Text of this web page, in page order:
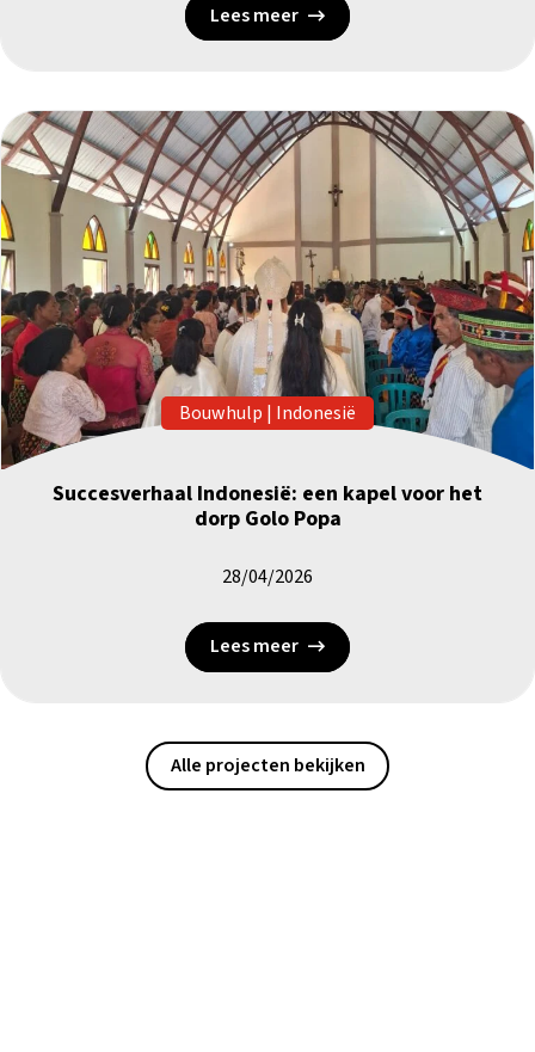
Lees meer
Bouwhulp | Indonesië
Succesverhaal Indonesië: een kapel voor het
dorp Golo Popa
28/04/2026
Lees meer
Alle projecten bekijken